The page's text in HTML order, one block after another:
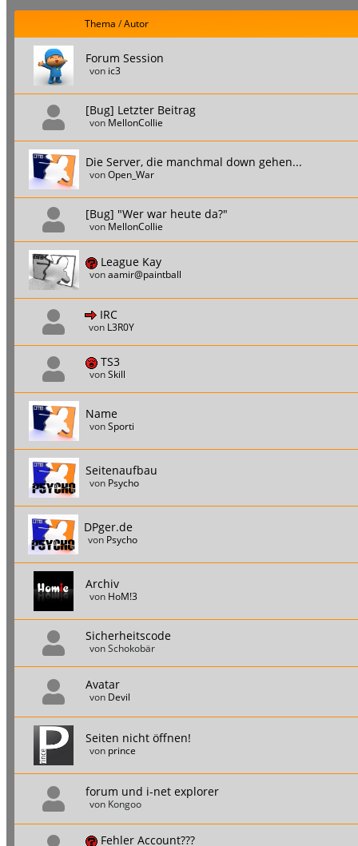
Thema /Autor
Forum Session
von ic3
[Bug] Letzter Beitrag
von MellonCollie
Die Server, die manchmal down gehen...
vonOpen_War
[Bug] "Wer war heute da?"
von MellonCollie
League Kay
vonaamir@paintball
IRC
von L3R0Y
TS3
vonSkill
Name
vonSporti
Seitenaufbau
von Psycho
DPger.de
von Psycho
Archiv
von HoM!3
Sicherheitscode
von Schokobär
Avatar
von Devil
Seiten nicht öffnen!
von prince
forum und i-net explorer
von Kongoo
Fehler Account???